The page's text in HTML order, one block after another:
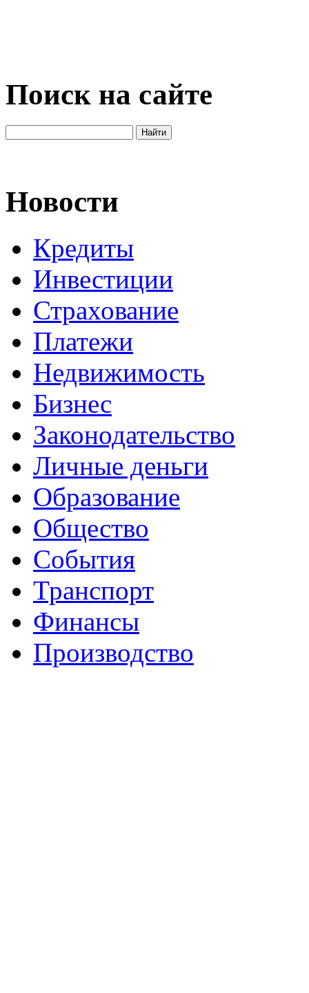
Поиск на сайте
Новости
Кредиты
Инвестиции
Страхование
Платежи
Недвижимость
Бизнес
Законодательство
Личные деньги
Образование
Общество
События
Транспорт
Финансы
Производство